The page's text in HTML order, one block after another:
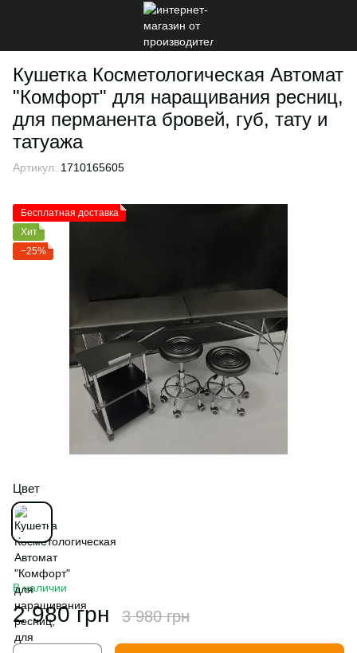
Кушетка Косметологическая Автомат
"Комфорт" для наращивания ресниц,
для перманента бровей, губ, тату и
татуажа
Артикул: 1710165605
Бесплатная доставка
Хит
−25%
Цвет
В наличии
2 980 грн 3 980 грн